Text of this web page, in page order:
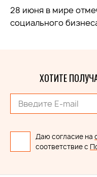
28 июня в мире
социального
ХОТИТЕ
Даю согласие на
соответствие с